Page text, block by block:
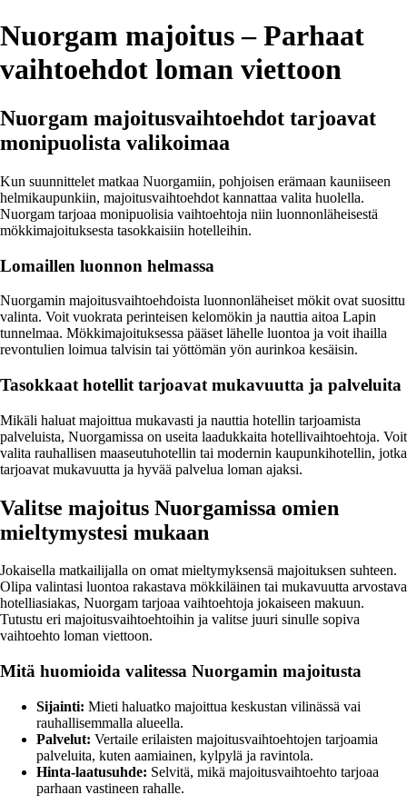
Nuorgam majoitus – Parhaat
vaihtoehdot loman viettoon
Nuorgam majoitusvaihtoehdot tarjoavat
monipuolista valikoimaa
Kun suunnittelet matkaa Nuorgamiin, pohjoisen erämaan kauniiseen
helmikaupunkiin, majoitusvaihtoehdot kannattaa valita huolella.
Nuorgam tarjoaa monipuolisia vaihtoehtoja niin luonnonläheisestä
mökkimajoituksesta tasokkaisiin hotelleihin.
Lomaillen luonnon helmassa
Nuorgamin majoitusvaihtoehdoista luonnonläheiset mökit ovat suosittu
valinta. Voit vuokrata perinteisen kelomökin ja nauttia aitoa Lapin
tunnelmaa. Mökkimajoituksessa pääset lähelle luontoa ja voit ihailla
revontulien loimua talvisin tai yöttömän yön aurinkoa kesäisin.
Tasokkaat hotellit tarjoavat mukavuutta ja palveluita
Mikäli haluat majoittua mukavasti ja nauttia hotellin tarjoamista
palveluista, Nuorgamissa on useita laadukkaita hotellivaihtoehtoja. Voit
valita rauhallisen maaseutuhotellin tai modernin kaupunkihotellin, jotka
tarjoavat mukavuutta ja hyvää palvelua loman ajaksi.
Valitse majoitus Nuorgamissa omien
mieltymystesi mukaan
Jokaisella matkailijalla on omat mieltymyksensä majoituksen suhteen.
Olipa valintasi luontoa rakastava mökkiläinen tai mukavuutta arvostava
hotelliasiakas, Nuorgam tarjoaa vaihtoehtoja jokaiseen makuun.
Tutustu eri majoitusvaihtoehtoihin ja valitse juuri sinulle sopiva
vaihtoehto loman viettoon.
Mitä huomioida valitessa Nuorgamin majoitusta
Sijainti: Mieti haluatko majoittua keskustan vilinässä vai
rauhallisemmalla alueella.
Palvelut: Vertaile erilaisten majoitusvaihtoehtojen tarjoamia
palveluita, kuten aamiainen, kylpylä ja ravintola.
Hinta-laatusuhde: Selvitä, mikä majoitusvaihtoehto tarjoaa
parhaan vastineen rahalle.